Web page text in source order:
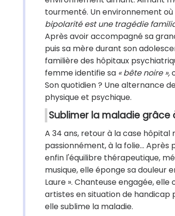
tourmenté. Un environnement où
bipolarité est une tragédie
Après avoir accompagné sa
puis sa mère durant son
familière des hôpitaux
femme identifie sa « bête noire »,
Son quotidien ? Une alternance
physique et psychique.
Sublimer la maladie grâce
A 34 ans, retour à la case hôpital
passionnément, à la folie… Après
enfin l'équilibre thérapeutique,
musique, elle éponge sa douleur
Laure ». Chanteuse engagée,
artistes en situation de handicap
elle sublime la maladie.